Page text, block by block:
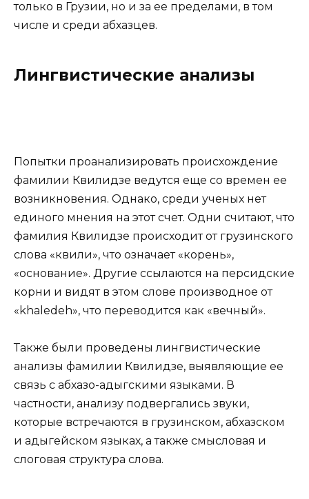
только в Грузии, но и за ее пределами, в том
числе и среди абхазцев.
Лингвистические анализы
Попытки проанализировать происхождение
фамилии Квилидзе ведутся еще со времен ее
возникновения. Однако, среди ученых нет
единого мнения на этот счет. Одни считают, что
фамилия Квилидзе происходит от грузинского
слова «квили», что означает «корень»,
«основание». Другие ссылаются на персидские
корни и видят в этом слове производное от
«khaledeh», что переводится как «вечный».
Также были проведены лингвистические
анализы фамилии Квилидзе, выявляющие ее
связь с абхазо-адыгскими языками. В
частности, анализу подвергались звуки,
которые встречаются в грузинском, абхазском
и адыгейском языках, а также смысловая и
слоговая структура слова.